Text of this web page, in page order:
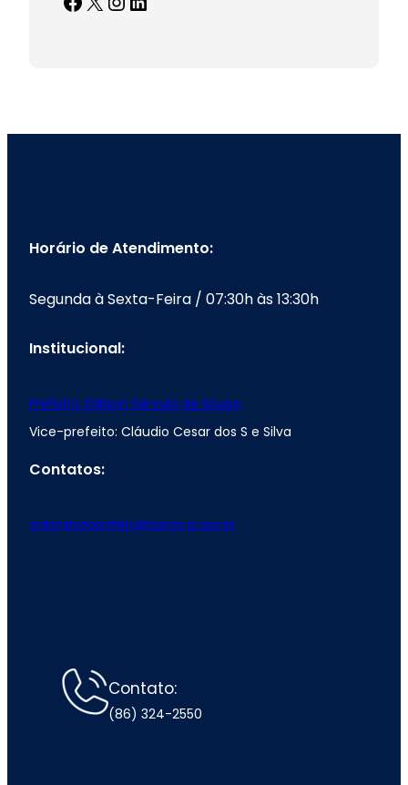
Horário de Atendimento:
Segunda à Sexta-Feira / 07:30h às 13:30h
Institucional:
Prefeito: Edilson Sérvulo de Sousa
Vice-prefeito: Cláudio Cesar dos S e Silva
Contatos:
gabinetedoprefeito@barras.pi.gov.br
Contato:
(86) 324-2550